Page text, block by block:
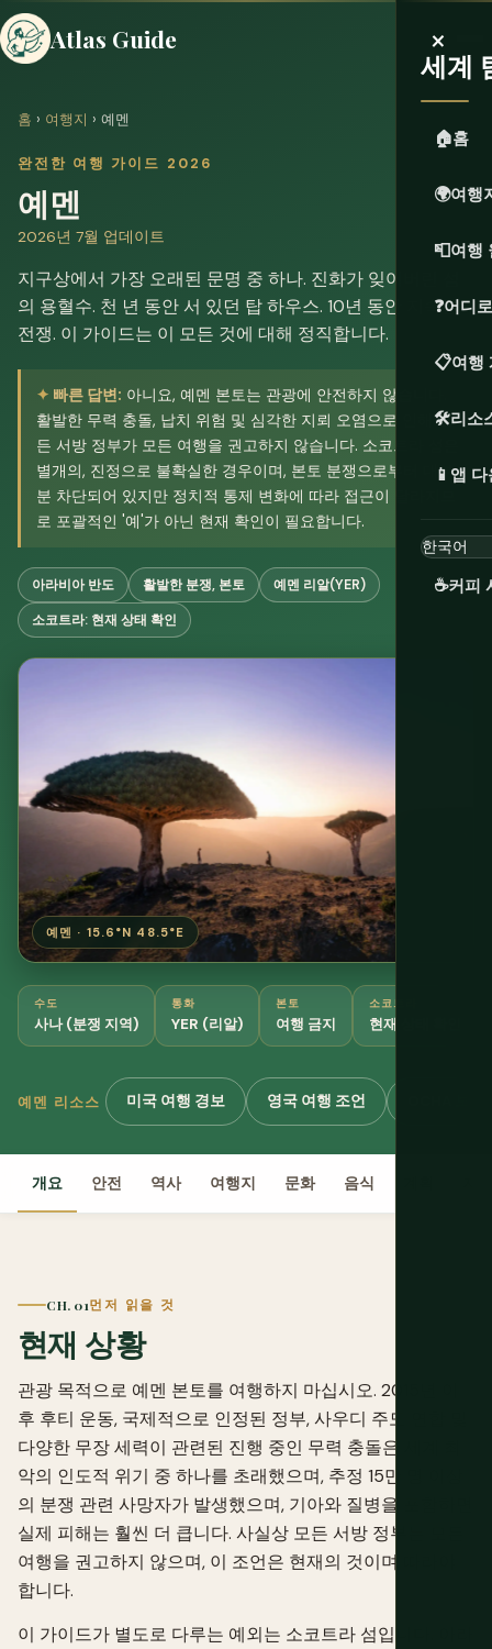
Atlas Guide ×
세계
🏠홈
🌍여행
📮여행
❓어디
📋여행
🛠️리소
📱 앱
☕커피
홈 › 여행지 › 예멘
완전한 여행 가이드 2026
예멘
2026년 7월 업데이트
지구상에서 가장 오래된 문명 중 하나. 진화가 잊어버린 섬
의 용혈수. 천 년 동안 서 있던 탑 하우스. 10년 동안 지속된
전쟁. 이 가이드는 이 모든 것에 대해 정직합니다.
빠른 답변: 아니요, 예멘 본토는 관광에 안전하지 않습니다.
활발한 무력 충돌, 납치 위험 및 심각한 지뢰 오염으로 인해 모
든 서방 정부가 모든 여행을 권고하지 않습니다. 소코트라 섬은
별개의, 진정으로 불확실한 경우이며, 본토 분쟁으로부터 대부
분 차단되어 있지만 정치적 통제 변화에 따라 접근이 달라지므
로 포괄적인 '예'가 아닌 현재 확인이 필요합니다.
아라비아 반도 활발한 분쟁, 본토
예멘 리알(YER)
소코트라: 현재 상태 확인
예멘 · 15.6°N 48.5°E
수도
사나 (분쟁 지역)
통화
YER (리알)
본토
여행 금지
소코트라
현재 상태 확인
예멘 리소스 미국 여행 경보 영국 여행 조언
개요 안전 역사 여행지 문화 음식
CH. 01먼저 읽을 것
현재 상황
관광 목적으로 예멘 본토를 여행하지 마십시오. 2015년 이
후 후티 운동, 국제적으로 인정된 정부, 사우디 주도 연합 및
다양한 무장 세력이 관련된 진행 중인 무력 충돌은 세계 최
악의 인도적 위기 중 하나를 초래했으며, 추정 15만 명 이상
의 분쟁 관련 사망자가 발생했으며, 기아와 질병을 포함하면
실제 피해는 훨씬 더 큽니다. 사실상 모든 서방 정부는 모든
여행을 권고하지 않으며, 이 조언은 현재의 것이며 따라야
합니다.
이 가이드가 별도로 다루는 예외는 소코트라 섬입니다. 아라